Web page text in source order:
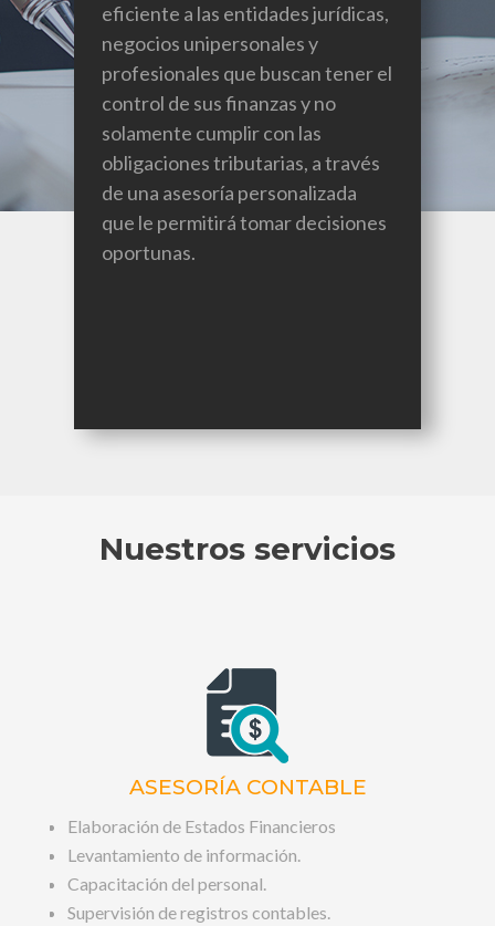
eficiente a las entidades jurídicas,
negocios unipersonales y
profesionales que buscan tener el
control de sus finanzas y no
solamente cumplir con las
obligaciones tributarias, a través
de una asesoría personalizada
que le permitirá tomar decisiones
oportunas.
Nuestros servicios
ASESORÍA CONTABLE
Elaboración de Estados Financieros
Levantamiento de información.
Capacitación del personal.
Supervisión de registros contables.